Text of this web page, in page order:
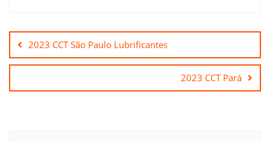
de
Post2023 CCT São Paulo Lubrificantes
2023 CCT Pará